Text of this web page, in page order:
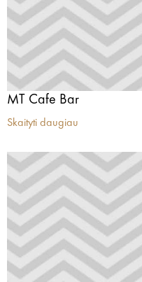
MT Cafe Bar
Skaityti daugiau